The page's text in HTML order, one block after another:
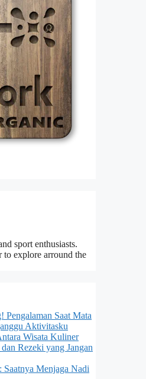
sport enthusiasts.
to explore arround the
Pengalaman Saat Mata
Aktivitasku
Wisata Kuliner
Rezeki yang Jangan
Menjaga Nadi